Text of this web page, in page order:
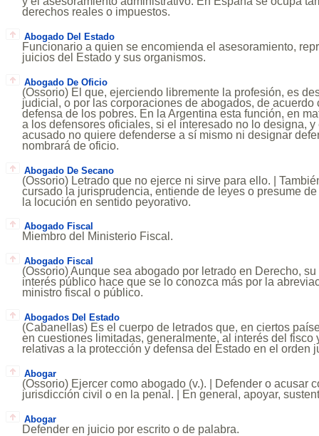
derechos reales o impuestos.
Abogado Del Estado
Funcionario a quien se encomienda el asesoramiento,
juicios del Estado y sus organismos.
Abogado De Oficio
(Ossorio) El que, ejerciendo libremente la profesión, es
judicial, o por las corporaciones de abogados, de acuerdo
defensa de los pobres. En la Argentina esta función, en
a los defensores oficiales, si el interesado no lo designa,
acusado no quiere defenderse a sí mismo ni designar
nombrará de oficio.
Abogado De Secano
(Ossorio) Letrado que no ejerce ni sirve para ello. |
cursado la jurisprudencia, entiende de leyes o presume
la locución en sentido peyorativo.
Abogado Fiscal
Miembro del Ministerio Fiscal.
Abogado Fiscal
(Ossorio) Aunque sea abogado por letrado en Derecho,
interés público hace que se lo conozca más por la
ministro fiscal o público.
Abogados Del Estado
(Cabanellas) Es el cuerpo de letrados que, en ciertos
en cuestiones limitadas, generalmente, al interés del fisco
relativas a la protección y defensa del Estado en el orden
Abogar
(Ossorio) Ejercer como abogado (v.). | Defender o acusar
jurisdicción civil o en la penal. | En general, apoyar,
Abogar
Defender en juicio por escrito o de palabra.